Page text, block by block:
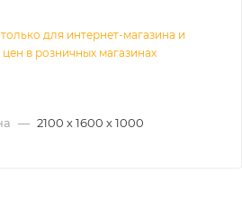
для интернет-магазина и
в розничных магазинах
— 2100 х 1600 х 1000